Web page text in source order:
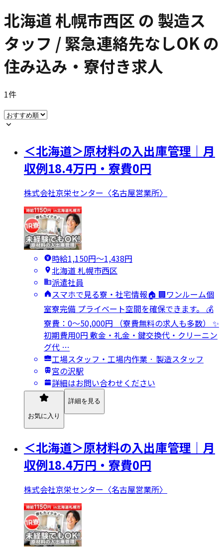
北海道 札幌市西区 の 製造ス
タッフ / 緊急連絡先なしOKの
住み込み・寮付き求人
1件
＜北海道＞原材料の入出庫管理｜月
収例18.4万円・寮費0円
株式会社京栄センター〈名古屋営業所〉
時給1,150円〜1,438円
北海道 札幌市西区
派遣社員
スマホで見る寮・社宅情報🏠 🏢ワンルーム個
室寮完備 プライベート空間を確保できます。 💰
寮費：0～50,000円 （寮費無料の求人も多数） ✨
初期費用0円 敷金・礼金・鍵交換代・クリーニン
グ代 …
工場スタッフ・工場内作業 · 製造スタッフ
宮の沢駅
詳細はお問い合わせください
お気に入り
詳細を見る
＜北海道＞原材料の入出庫管理｜月
収例18.4万円・寮費0円
株式会社京栄センター〈名古屋営業所〉